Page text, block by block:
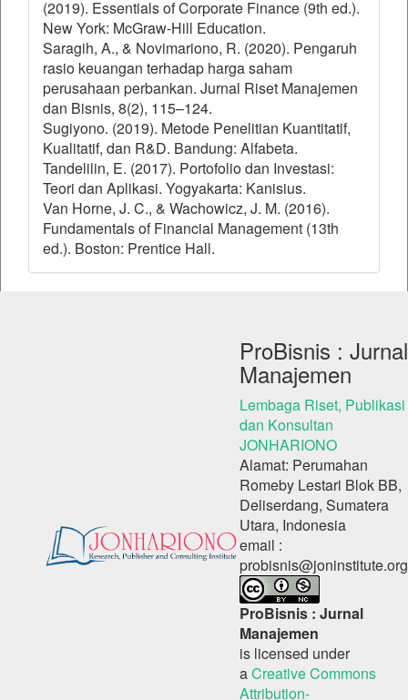
(2019). Essentials of Corporate Finance (9th ed.).
New York: McGraw-Hill Education.
Saragih, A., & Novimariono, R. (2020). Pengaruh
rasio keuangan terhadap harga saham
perusahaan perbankan. Jurnal Riset Manajemen
dan Bisnis, 8(2), 115–124.
Sugiyono. (2019). Metode Penelitian Kuantitatif,
Kualitatif, dan R&D. Bandung: Alfabeta.
Tandelilin, E. (2017). Portofolio dan Investasi:
Teori dan Aplikasi. Yogyakarta: Kanisius.
Van Horne, J. C., & Wachowicz, J. M. (2016).
Fundamentals of Financial Management (13th
ed.). Boston: Prentice Hall.
ProBisnis : Jurnal
Manajemen
Lembaga Riset, Publikasi
dan Konsultan
JONHARIONO
Alamat: Perumahan
Romeby Lestari Blok BB,
Deliserdang, Sumatera
Utara, Indonesia
email :
probisnis@joninstitute.org
ProBisnis : Jurnal
Manajemen
is licensed under
aCreative Commons
Attribution-